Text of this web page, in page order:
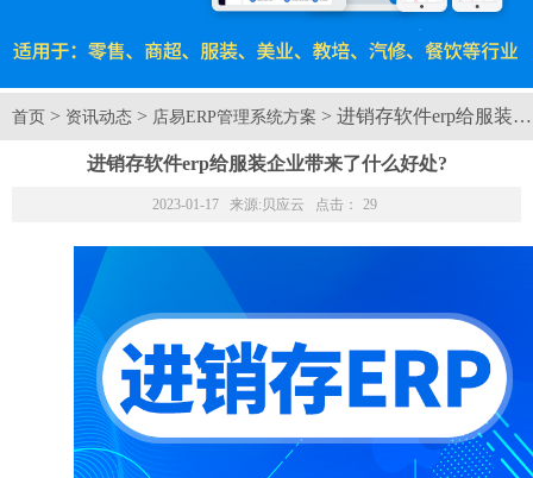
首页 > 资讯动态 > 店易ERP管理系统方案 > 进销存软件erp给服装
进销存软件erp给服装企业带来了什么好处?
2023-01-17 来源: 贝应云 点击： 29